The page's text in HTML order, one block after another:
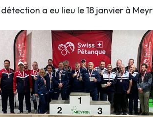
a eu lieu le 18 janvier à